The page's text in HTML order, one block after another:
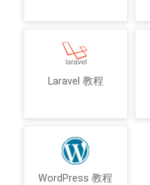
Laravel 教程
WordPress 教程